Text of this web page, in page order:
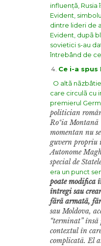
influențã, Rusia
Evident,
dintre lideri de
Evident, dupã
sovietici s-au
întrebând de ce
Ce i-a spus
O altã
care circulã cu
premierul
politician
Roºia Montanã
momentan nu
guvern propriu
Autonome
special de
era un punct
poate modifica
întregi sau
fãrã armatã,
sau Moldova,
“terminat”
contextul în
complicatã. El